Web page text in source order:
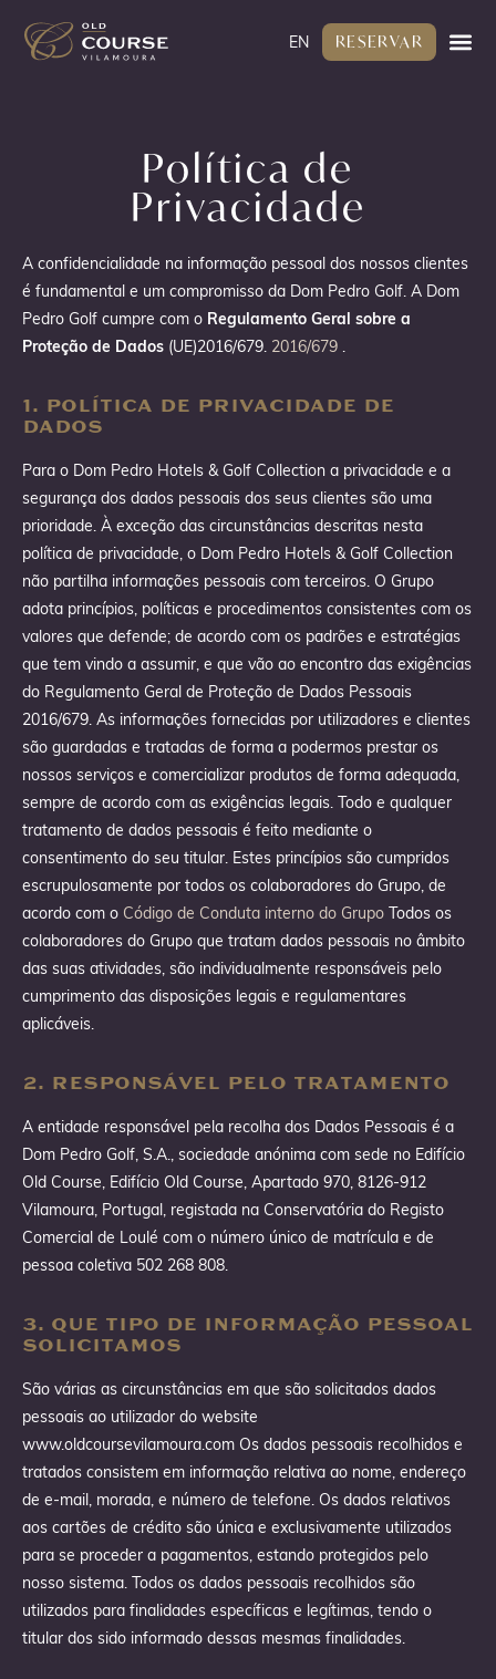
RESERVAR
EN
Política de
Privacidade
A confidencialidade na informação pessoal dos nossos clientes
é fundamental e um compromisso da Dom Pedro Golf. A Dom
Pedro Golf cumpre com o Regulamento Geral sobre a
Proteção de Dados (UE)2016/679. 2016/679 .
1. POLÍTICA DE PRIVACIDADE DE
DADOS
Para o Dom Pedro Hotels & Golf Collection a privacidade e a
segurança dos dados pessoais dos seus clientes são uma
prioridade. À exceção das circunstâncias descritas nesta
política de privacidade, o Dom Pedro Hotels & Golf Collection
não partilha informações pessoais com terceiros. O Grupo
adota princípios, políticas e procedimentos consistentes com os
valores que defende; de acordo com os padrões e estratégias
que tem vindo a assumir, e que vão ao encontro das exigências
do Regulamento Geral de Proteção de Dados Pessoais
2016/679. As informações fornecidas por utilizadores e clientes
são guardadas e tratadas de forma a podermos prestar os
nossos serviços e comercializar produtos de forma adequada,
sempre de acordo com as exigências legais. Todo e qualquer
tratamento de dados pessoais é feito mediante o
consentimento do seu titular. Estes princípios são cumpridos
escrupulosamente por todos os colaboradores do Grupo, de
acordo com o Código de Conduta interno do Grupo Todos os
colaboradores do Grupo que tratam dados pessoais no âmbito
das suas atividades, são individualmente responsáveis pelo
cumprimento das disposições legais e regulamentares
aplicáveis.
2. RESPONSÁVEL PELO TRATAMENTO
A entidade responsável pela recolha dos Dados Pessoais é a
Dom Pedro Golf, S.A., sociedade anónima com sede no Edifício
Old Course, Edifício Old Course, Apartado 970, 8126-912
Vilamoura, Portugal, registada na Conservatória do Registo
Comercial de Loulé com o número único de matrícula e de
pessoa coletiva 502 268 808.
3. QUE TIPO DE INFORMAÇÃO PESSOAL
SOLICITAMOS
São várias as circunstâncias em que são solicitados dados
pessoais ao utilizador do website
www.oldcoursevilamoura.com Os dados pessoais recolhidos e
tratados consistem em informação relativa ao nome, endereço
de e-mail, morada, e número de telefone. Os dados relativos
aos cartões de crédito são única e exclusivamente utilizados
para se proceder a pagamentos, estando protegidos pelo
nosso sistema. Todos os dados pessoais recolhidos são
utilizados para finalidades específicas e legítimas, tendo o
titular dos sido informado dessas mesmas finalidades.